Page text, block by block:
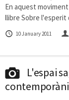
En aquest
llibre Sobre
10 January 2011
L'espai